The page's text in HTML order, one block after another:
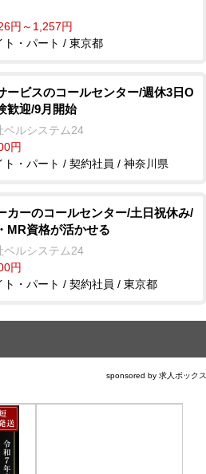
円～1,257円
ト・パート / 東京都
ービスのコールセンター/週休3日O
歓迎/9月開始
ベルシステム24
円
ト・パート / 契約社員 / 神奈川県
カーのコールセンター/土日祝休み/
MR資格が活かせる
ベルシステム24
円
ト・パート / 契約社員 / 東京都
sponsored by 求人ボックス